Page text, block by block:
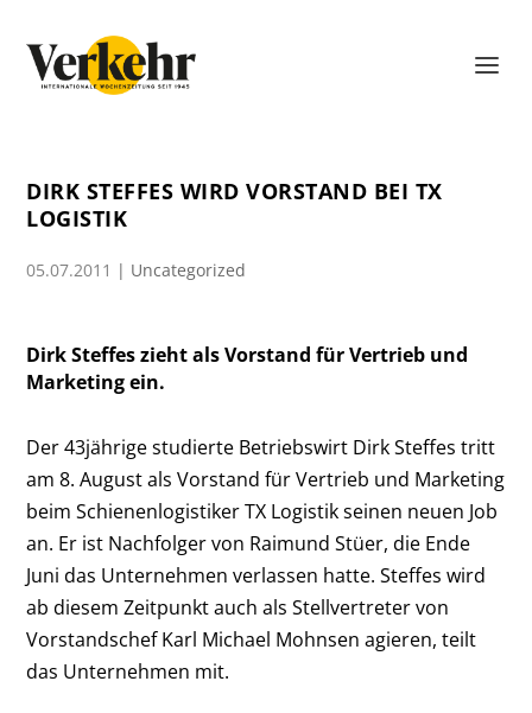
DIRK STEFFES WIRD VORSTAND BEI TX
LOGISTIK
05.07.2011 | Uncategorized
Dirk Steffes zieht als Vorstand für Vertrieb und
Marketing ein.
Der 43jährige studierte Betriebswirt Dirk Steffes tritt
am 8. August als Vorstand für Vertrieb und Marketing
beim Schienenlogistiker TX Logistik seinen neuen Job
an. Er ist Nachfolger von Raimund Stüer, die Ende
Juni das Unternehmen verlassen hatte. Steffes wird
ab diesem Zeitpunkt auch als Stellvertreter von
Vorstandschef Karl Michael Mohnsen agieren, teilt
das Unternehmen mit.